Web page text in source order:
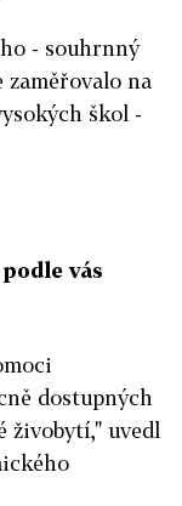
- souhrnný
zaměřovalo na
škol -
vás
dostupných
živobytí," uvedl